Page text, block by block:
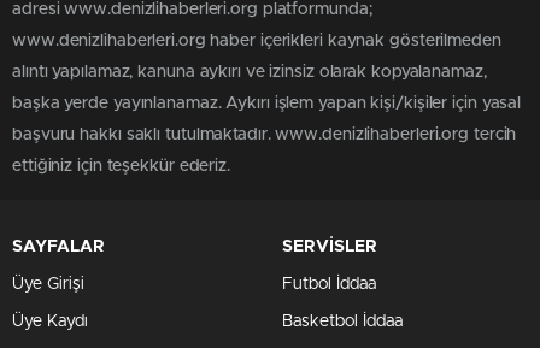
adresi www.denizlihaberleri.org platformunda;
www.denizlihaberleri.org haber içerikleri kaynak gösterilmeden
alıntı yapılamaz, kanuna aykırı ve izinsiz olarak kopyalanamaz,
başka yerde yayınlanamaz. Aykırı işlem yapan kişi/kişiler için yasal
başvuru hakkı saklı tutulmaktadır. www.denizlihaberleri.org tercih
ettiğiniz için teşekkür ederiz.
SAYFALAR
Üye Girişi
Üye Kaydı
SERVİSLER
Futbol İddaa
Basketbol İddaa